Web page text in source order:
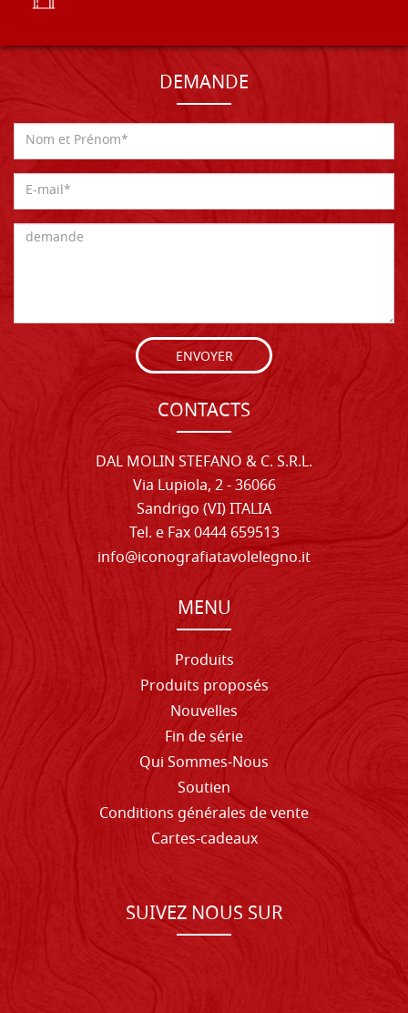
DEMANDE
ENVOYER
CONTACTS
DAL MOLIN STEFANO & C. S.R.L.
Via Lupiola, 2 - 36066
Sandrigo (VI) ITALIA
Tel. e Fax 0444 659513
info@iconografiatavolelegno.it
MENU
Produits
Produits proposés
Nouvelles
Fin de série
Qui Sommes-Nous
Soutien
Conditions générales de vente
Cartes-cadeaux
SUIVEZ NOUS SUR